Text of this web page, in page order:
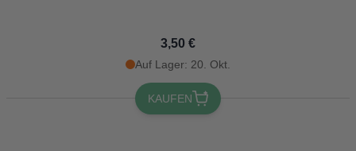
3,50 €
Auf Lager: 20. Okt.
KAUFEN